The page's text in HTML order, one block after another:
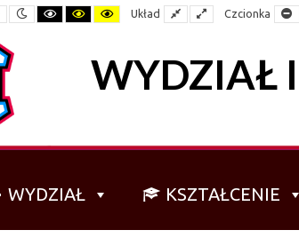
Tryb
dzienny
Tryb
nocny
Czarno-
biały
Czarno-
żółty
Żółto-
czarny
Układ DomyślnySzeroki
Czcionka
WYDZIAŁ
WYDZIAŁ KSZTAŁCENIE